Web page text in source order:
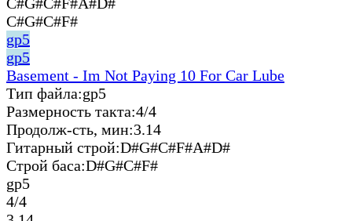
C#G#C#F#
gp5
gp5
Basement - Im Not Paying 10 For Car Lube
Тип файла:gp5
Размерность такта:4/4
Продолж-сть, мин:3.14
Гитарный строй:D#G#C#F#A#D#
Строй баса:D#G#C#F#
gp5
4/4